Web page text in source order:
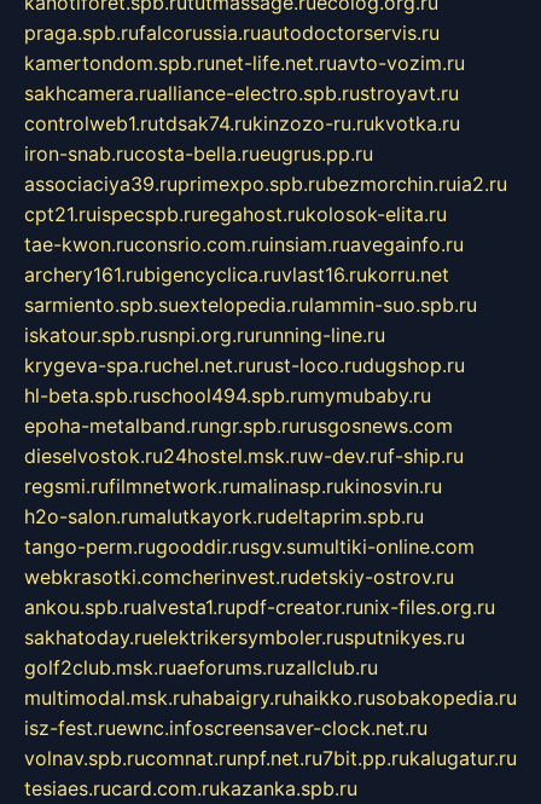
praga.spb.rufalcorussia.ruautodoctorservis.ru
kamertondom.spb.runet-life.net.ruavto-vozim.ru
sakhcamera.rualliance-electro.spb.rustroyavt.ru
controlweb1.rutdsak74.rukinzozo-ru.rukvotka.ru
iron-snab.rucosta-bella.rueugrus.pp.ru
associaciya39.ruprimexpo.spb.rubezmorchin.ruia2.ru
cpt21.ruispecspb.ruregahost.rukolosok-elita.ru
tae-kwon.ruconsrio.com.ruinsiam.ruavegainfo.ru
archery161.rubigencyclica.ruvlast16.rukorru.net
sarmiento.spb.suextelopedia.rulammin-suo.spb.ru
iskatour.spb.rusnpi.org.rurunning-line.ru
krygeva-spa.ruchel.net.rurust-loco.rudugshop.ru
hl-beta.spb.ruschool494.spb.rumymubaby.ru
epoha-metalband.rungr.spb.rurusgosnews.com
dieselvostok.ru24hostel.msk.ruw-dev.ruf-ship.ru
regsmi.rufilmnetwork.rumalinasp.rukinosvin.ru
h2o-salon.rumalutkayork.rudeltaprim.spb.ru
tango-perm.rugooddir.rusgv.sumultiki-online.com
webkrasotki.comcherinvest.rudetskiy-ostrov.ru
ankou.spb.rualvesta1.rupdf-creator.runix-files.org.ru
sakhatoday.ruelektrikersymboler.rusputnikyes.ru
golf2club.msk.ruaeforums.ruzallclub.ru
multimodal.msk.ruhabaigry.ruhaikko.rusobakopedia.ru
isz-fest.ruewnc.infoscreensaver-clock.net.ru
volnav.spb.rucomnat.runpf.net.ru7bit.pp.rukalugatur.ru
tesiaes.rucard.com.rukazanka.spb.ru